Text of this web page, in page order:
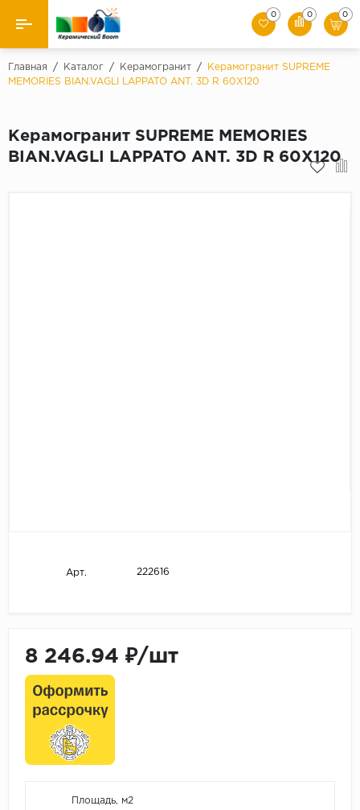
Назад
Керамическая плитка
0 0 0
Главная / Каталог / Керамогранит /
Керамогранит SUPREME
MEMORIES BIAN.VAGLI LAPPATO ANT. 3D R 60X120
Керамогранит SUPREME MEMORIES
BIAN.VAGLI LAPPATO ANT. 3D R 60X120
Арт. 222616
8 246.94 ₽/шт
Площадь, м2